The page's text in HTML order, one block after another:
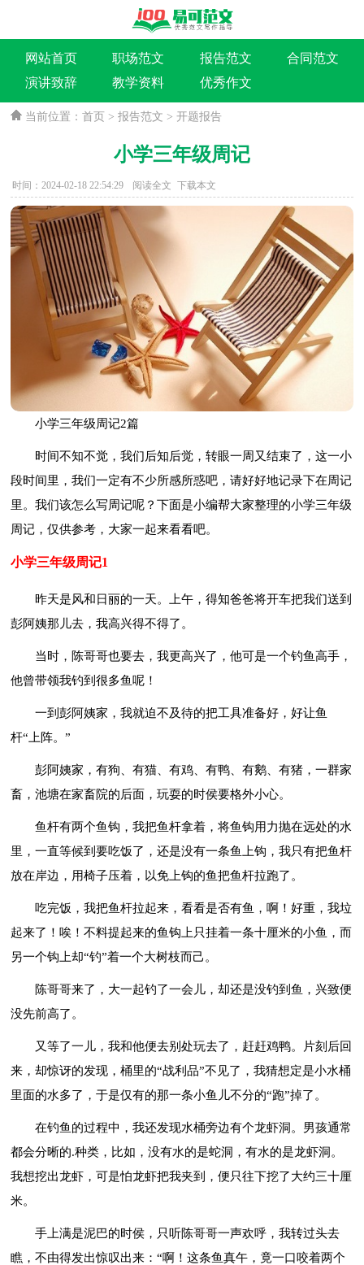
网站首页 职场范文 报告范文
合同范文
演讲致辞
教学资料 优秀作文
当前位置：首页 >报告范文 >开题报告
小学三年级周记
时间：2024-02-18 22:54:29 阅读全文 下载本文
小学三年级周记2篇
时间不知不觉，我们后知后觉，转眼一周又结束了，这一小
段时间里，我们一定有不少所感所惑吧，请好好地记录下在周记
里。我们该怎么写周记呢？下面是小编帮大家整理的小学三年级
周记，仅供参考，大家一起来看看吧。
小学三年级周记1
昨天是风和日丽的一天。上午，得知爸爸将开车把我们送到
彭阿姨那儿去，我高兴得不得了。
当时，陈哥哥也要去，我更高兴了，他可是一个钓鱼高手，
他曾带领我钓到很多鱼呢！
一到彭阿姨家，我就迫不及待的把工具准备好，好让鱼
杆“上阵。”
彭阿姨家，有狗、有猫、有鸡、有鸭、有鹅、有猪，一群家
畜，池塘在家畜院的后面，玩耍的时侯要格外小心。
鱼杆有两个鱼钩，我把鱼杆拿着，将鱼钩用力抛在远处的水
里，一直等候到要吃饭了，还是没有一条鱼上钩，我只有把鱼杆
放在岸边，用椅子压着，以免上钩的鱼把鱼杆拉跑了。
吃完饭，我把鱼杆拉起来，看看是否有鱼，啊！好重，我垃
起来了！唉！不料提起来的鱼钩上只挂着一条十厘米的小鱼，而
另一个钩上却“钓”着一个大树枝而己。
陈哥哥来了，大一起钓了一会儿，却还是没钓到鱼，兴致便
没先前高了。
又等了一儿，我和他便去别处玩去了，赶赶鸡鸭。片刻后回
来，却惊讶的发现，桶里的“战利品”不见了，我猜想定是小水桶
里面的水多了，于是仅有的那一条小鱼儿不分的“跑”掉了。
在钓鱼的过程中，我还发现水桶旁边有个龙虾洞。男孩通常
都会分晰的.种类，比如，没有水的是蛇洞，有水的是龙虾洞。
我想挖出龙虾，可是怕龙虾把我夹到，便只往下挖了大约三十厘
米。
手上满是泥巴的时侯，只听陈哥哥一声欢呼，我转过头去
瞧，不由得发出惊叹出来：“啊！这条鱼真午，竟一口咬着两个